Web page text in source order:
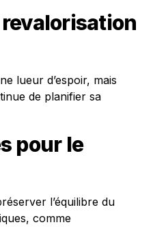
lueur d’espoir, mais
de planifier sa
pour le
l’équilibre du
comme